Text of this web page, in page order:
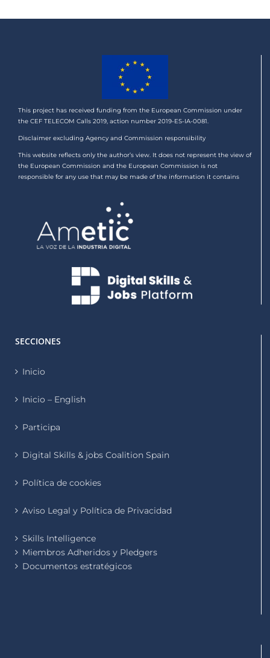
This project has received funding from the European Commission under
the CEF TELECOM Calls 2019, action number 2019-ES-IA-0081.
Disclaimer excluding Agency and Commission responsibility
This website reflects only the author’s view. It does not represent the view of
the European Commission and the European Commission is not
responsible for any use that may be made of the information it contains
SECCIONES
Inicio
Inicio – English
Participa
Digital Skills & jobs Coalition Spain
Política de cookies
Aviso Legal y Política de Privacidad
Skills Intelligence
Miembros Adheridos y Pledgers
Documentos estratégicos